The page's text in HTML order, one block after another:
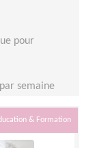
pour
semaine
& Formation